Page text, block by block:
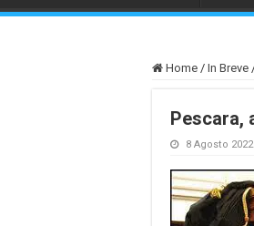
Home / In Breve
Pescara,
8 Agosto 2022